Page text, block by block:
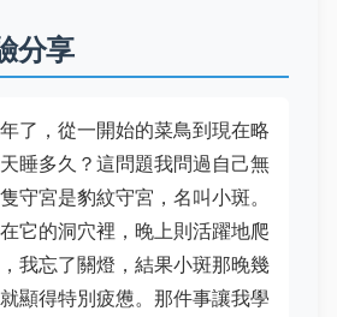
分享
了，從一開始的菜鳥到現在略
睡多久？這問題我問過自己無
守宮是豹紋守宮，名叫小斑。
它的洞穴裡，晚上則活躍地爬
我忘了關燈，結果小斑那晚幾
顯得特別疲憊。那件事讓我學